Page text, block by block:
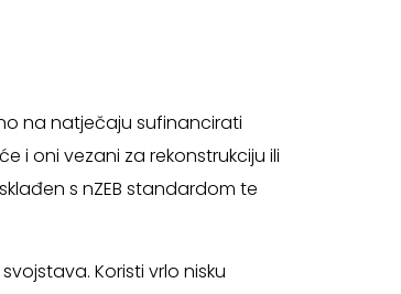
na natječaju sufinancirati
i oni vezani za rekonstrukciju ili
s nZEB standardom te
Koristi vrlo nisku